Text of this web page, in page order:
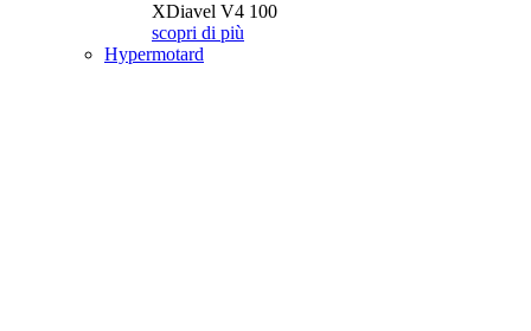
XDiavel V4 100
scopri di più
Hypermotard